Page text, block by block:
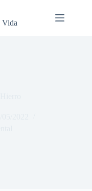
Vida